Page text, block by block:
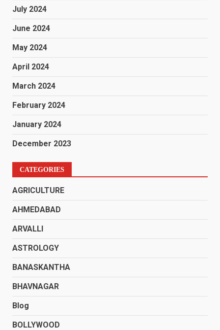
July 2024
June 2024
May 2024
April 2024
March 2024
February 2024
January 2024
December 2023
CATEGORIES
AGRICULTURE
AHMEDABAD
ARVALLI
ASTROLOGY
BANASKANTHA
BHAVNAGAR
Blog
BOLLYWOOD